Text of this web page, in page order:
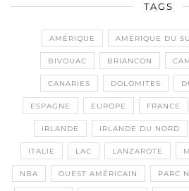
TAGS
AMÉRIQUE AMÉRIQUE DU
BIVOUAC BRIANCON
CANARIES DOLOMITES
ESPAGNE EUROPE FRANCE
IRLANDE IRLANDE DU NORD
ITALIE LAC LANZAROTE
NBA OUEST AMÉRICAIN PARC